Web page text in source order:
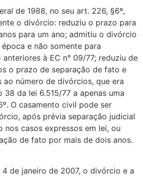
de 1988, no seu art. 226, §6º,
o divórcio: reduziu o prazo para
para um ano; admitiu o divórcio
e não somente para
à EC n° 09/77; reduziu de
o prazo de separação de fato e
ao número de divórcios, que era
da lei 6.515/77 a apenas uma
O casamento civil pode ser
após prévia separação judicial
nos casos expressos em lei, ou
de fato por mais de dois anos.
4 de janeiro de 2007, o divórcio e a